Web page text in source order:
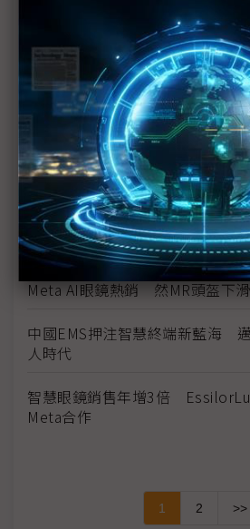
Brilliant Labs推新智慧眼鏡 重
宏達電智慧眼鏡呼之欲出 三大
AI眼鏡掀革命 紅鏈ODM與PCB
台灣大喊話不缺席AI眼鏡戰局
和
AI百鏡大戰升溫！ 阿里入局、
點
Meta AI眼鏡熱銷 然MR頭盔下
中國EMS押注智慧終端新藍海
人時代
智慧眼鏡銷售年增3倍
Meta合作
1 2 >>